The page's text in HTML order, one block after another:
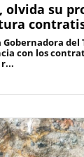
olvida su
Gobernadora
con los